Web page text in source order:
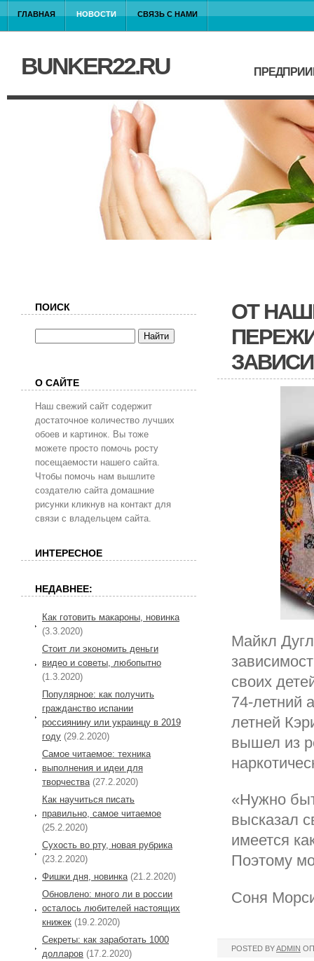
ГЛАВНАЯ НОВОСТИ СВЯЗЬ С НАМИ
BUNKER22.RU
ОТ
Майкл
своих
74-летний
летней
вышел из
«Нужно
высказал
имеется
Поэтому
Соня
POSTED BYADMIN
ПОИСК
О САЙТЕ
Наш свежий сайт содержит
достаточное количество лучших
обоев и картинок. Вы тоже
можете просто помочь росту
посещаемости нашего сайта.
Чтобы помочь нам вышлите
создателю сайта домашние
рисунки кликнув на контакт для
связи с владельцем сайта.
ИНТЕРЕСНОЕ
НЕДАВНЕЕ:
Как готовить макароны, новинка
(3.3.2020)
Стоит ли экономить деньги
видео и советы, любопытно
(1.3.2020)
Популярное: как получить
гражданство испании
россиянину или украинцу в 2019
году (29.2.2020)
Самое читаемое: техника
выполнения и идеи для
творчества (27.2.2020)
Как научиться писать
правильно, самое читаемое
(25.2.2020)
Сухость во рту, новая рубрика
(23.2.2020)
Фишки дня, новинка (21.2.2020)
Обновлено: много ли в россии
осталось любителей настоящих
книжек (19.2.2020)
Секреты: как заработать 1000
долларов (17.2.2020)